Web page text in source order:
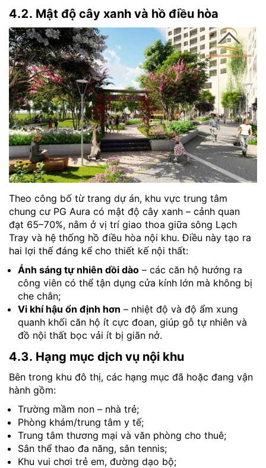
4.2. Mật độ cây xanh và hồ điều hòa
Theo công bố từ trang dự án, khu vực trung tâm
chung cư PG Aura có mật độ cây xanh – cảnh quan
đạt 65–70%, nằm ở vị trí giao thoa giữa sông Lạch
Tray và hệ thống hồ điều hòa nội khu. Điều này tạo ra
hai lợi thế đáng kể cho thiết kế nội thất:
Ánh sáng tự nhiên dồi dào – các căn hộ hướng ra
công viên có thể tận dụng cửa kính lớn mà không bị
che chắn;
Vi khí hậu ổn định hơn – nhiệt độ và độ ẩm xung
quanh khối căn hộ ít cực đoan, giúp gỗ tự nhiên và
đồ nội thất bọc vải ít bị giãn nở.
4.3. Hạng mục dịch vụ nội khu
Bên trong khu đô thị, các hạng mục đã hoặc đang vận
hành gồm:
Trường mầm non – nhà trẻ;
Phòng khám/trung tâm y tế;
Trung tâm thương mại và văn phòng cho thuê;
Sân thể thao đa năng, sân tennis;
Khu vui chơi trẻ em, đường dạo bộ;